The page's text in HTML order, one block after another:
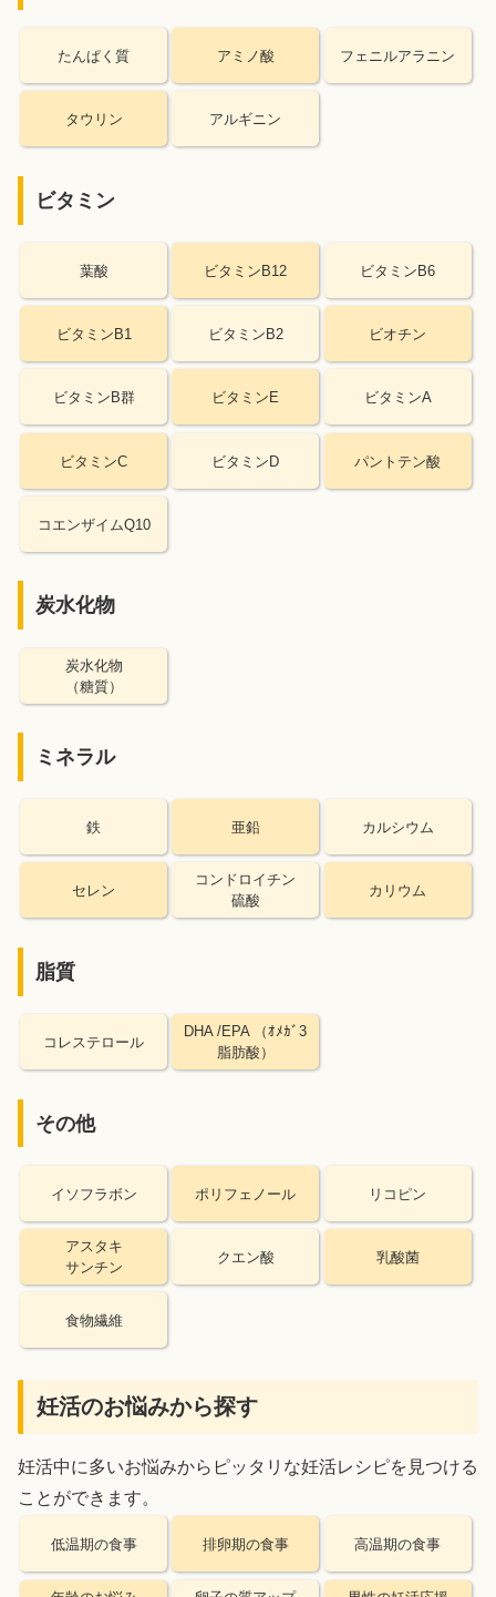
たんぱく質 アミノ酸 フェニルアラニン
タウリン アルギニン
ビタミン
葉酸 ビタミンB12 ビタミンB6
ビタミンB1 ビタミンB2 ビオチン
ビタミンB群 ビタミンE ビタミンA
ビタミンC ビタミンD パントテン酸
コエンザイムQ10
炭水化物
炭水化物
（糖質）
ミネラル
鉄 亜鉛 カルシウム
セレン
コンドロイチン
硫酸
カリウム
脂質
コレステロール
DHA /EPA （ｵﾒｶﾞ3
脂肪酸）
その他
イソフラボン ポリフェノール リコピン
アスタキ
サンチン
クエン酸 乳酸菌
食物繊維
妊活のお悩みから探す
妊活中に多いお悩みからピッタリな妊活レシピを見つける
ことができます。
低温期の食事 排卵期の食事 高温期の食事